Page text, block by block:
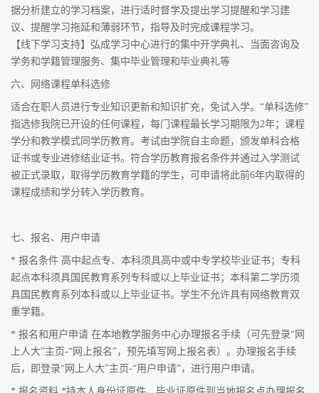
据分析建立的学习档案，进行适时督学及提出学习提醒和学习建
议、提醒学习拖延和薄弱环节，指导及时完成课程学习。
【线下学习支持】弘成学习中心进行的集中开学典礼、当面咨询及
学务和学籍管理服务、集中毕业管理和毕业典礼等
六、网络课程单科选修
适合在职人员进行专业知识更新和知识扩充，免试入学。“单科选修”
指选修我院已开设的任何课程，每门课程最长学习期限为2年；课程
学分和教学模式同学历教育。考试由学院自主命题，颁发单科合格
证书或专业进修结业证书。符合学历教育报名条件并通过入学测试
被正式录取，取得学历教育学籍的学生，可申请将此前6年内取得的
课程成绩和学分转入学历教育。
七、报名、用户申请
* 报名条件 高中起点专、本科须具高中或中专学校毕业证书；专科
起点本科须具国民教育系列专科或以上毕业证书；本科第二学历须
具国民教育系列本科或以上毕业证书。学生不允许具有网络教育双
重学籍。
* 报名和用户申请 在本地教学服务中心办理报名手续（可先登录“网
上人大”主页-“网上报名”，预先填写网上报名表）。办理报名手续
后，即登录“网上人大”主页-“用户申请”，进行用户申请。